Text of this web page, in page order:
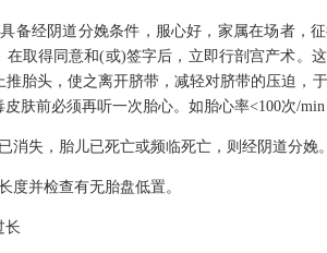
经阴道分娩条件，服心好，家属在场者，征
取得同意和(或)签字后，立即行剖宫产术。
胎头，使之离开脐带，减轻对脐带的压迫，
肤前必须再听一次胎心。如胎心率<100次/min
失，胎儿已死亡或频临死亡，则经阴道分娩。
并检查有无胎盘低置。